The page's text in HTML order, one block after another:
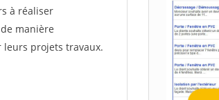
à réaliser
manière
projets travaux.